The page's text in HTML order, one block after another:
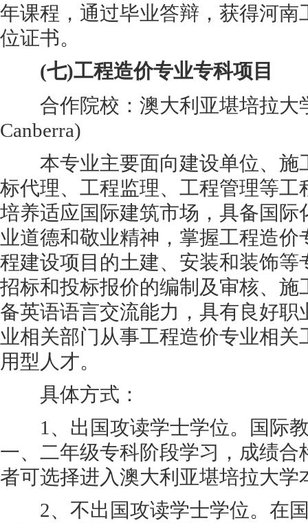
年课程，通过毕业答辩，获得河南
位证书。
(七)工程造价专业专科项目
合作院校：澳大利亚堪培拉大
Canberra)
本专业主要面向建设单位、施
标代理、工程监理、工程管理等工
培养适应国际建筑市场，具备国际
业道德和敬业精神，掌握工程造
程建设项目的土建、安装和装饰等
招标和投标报价的编制及审核、施
备英语语言交流能力，具有良好
业相关部门从事工程造价专业相
用型人才。
具体方式：
1、出国攻读学士学位。国际教
一、二年级专科阶段学习，成绩
者可选择进入澳大利亚堪培拉大学
2、不出国攻读学士学位。在国